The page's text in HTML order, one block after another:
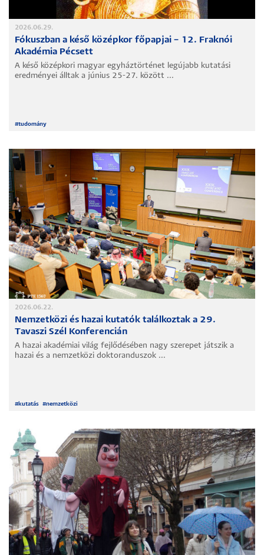
2026.06.29.
Fókuszban a késő középkor főpapjai – 12. Fraknói
Akadémia Pécsett
A késő középkori magyar egyháztörténet legújabb kutatási
eredményei álltak a június 25-27. között ...
#tudomány
2026.06.22.
Nemzetközi és hazai kutatók találkoztak a 29.
Tavaszi Szél Konferencián
A hazai akadémiai világ fejlődésében nagy szerepet játszik a
hazai és a nemzetközi doktoranduszok ...
# kutatás #nemzetközi